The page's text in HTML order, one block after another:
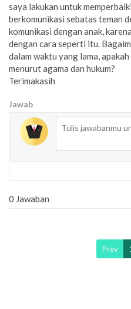
saya lakukan untuk
berkomunikasi sebatas teman
komunikasi dengan anak,
dengan cara seperti itu.
dalam waktu yang lama,
menurut agama dan hukum?
Terimakasih
Jawab
0 Jawaban
Prev